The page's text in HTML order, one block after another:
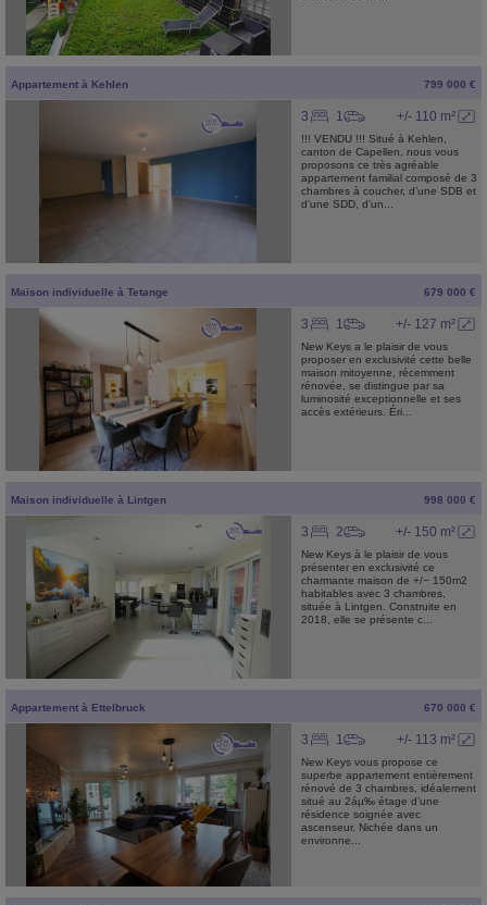
Appartement à Kehlen 799 000 €
+/- 110 m²
3 1
!!! VENDU !!! Situé à Kehlen,
canton de Capellen, nous vous
proposons ce très agréable
appartement familial composé de 3
chambres à coucher, d’une SDB et
d’une SDD, d’un...
Maison individuelle à Tetange 679 000 €
+/- 127 m²
3 1
New Keys a le plaisir de vous
proposer en exclusivité cette belle
maison mitoyenne, récemment
rénovée, se distingue par sa
luminosité exceptionnelle et ses
accès extérieurs. Éri...
Maison individuelle à Lintgen 998 000 €
+/- 150 m²
3 2
New Keys à le plaisir de vous
présenter en exclusivité ce
charmante maison de +/− 150m2
habitables avec 3 chambres,
située à Lintgen. Construite en
2018, elle se présente c...
Appartement à Ettelbruck 670 000 €
+/- 113 m²
3 1
New Keys vous propose ce
superbe appartement entièrement
rénové de 3 chambres, idéalement
situé au 2áµ‰ étage d’une
résidence soignée avec
ascenseur. Nichée dans un
environne...